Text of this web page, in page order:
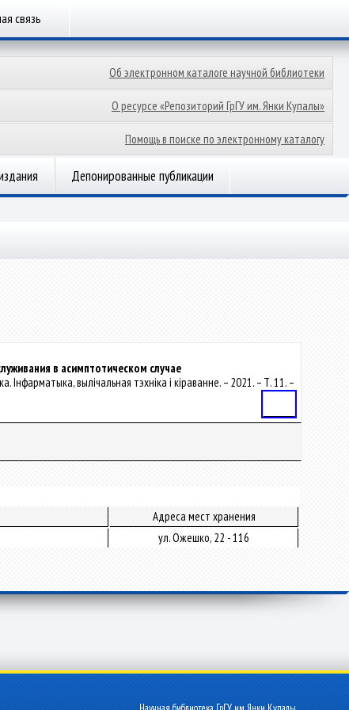
связь
Об электронном каталоге научной библиотеки
О ресурсе «Репозиторий ГрГУ им. Янки Купалы»
Помощь в поиске по электронному каталогу
Депонированные публикации
в асимптотическом случае
Інфарматыка, вылічальная тэхніка і кіраванне. – 2021. – Т. 11. –
Адреса мест хранения
ул. Ожешко, 22 - 116